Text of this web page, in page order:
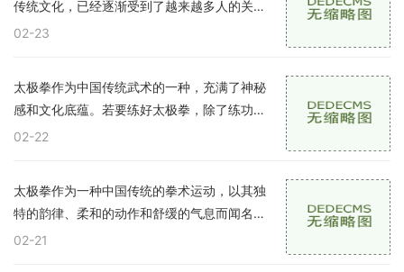
传统文化，已经逐渐受到了越来越多人的关注
与喜爱。太极拳以柔克刚，静中有动，慢中见
02-23
太极拳作为中国传统武术的一种，充满了神秘
感和文化底蕴。若要练好太极拳，除了练功之
外，还要拥有适合自己的器械。太极拳器械主
02-22
太极拳作为一种中国传统的拳术运动，以其独
特的韵律、柔和的动作和舒缓的气息而闻名，
很受人们喜爱。太极拳练习不仅能锻炼身体，
02-21